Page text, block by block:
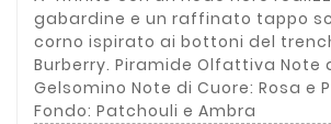
gabardine e un raffinato tappo
corno ispirato ai bottoni del
Burberry. Piramide Olfattiva Note
Gelsomino Note di Cuore: Rosa e
Fondo: Patchouli e Ambra